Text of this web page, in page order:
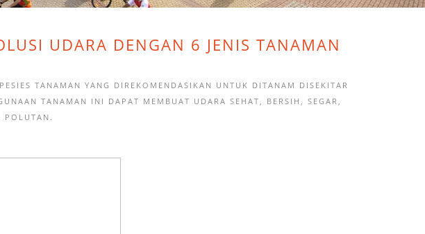
UDARA DENGAN 6 JENIS TANAMAN
TANAMAN YANG DIREKOMENDASIKAN UNTUK DITANAM DISEKITAR
TANAMAN INI DAPAT MEMBUAT UDARA SEHAT, BERSIH, SEGAR,
POLUTAN.